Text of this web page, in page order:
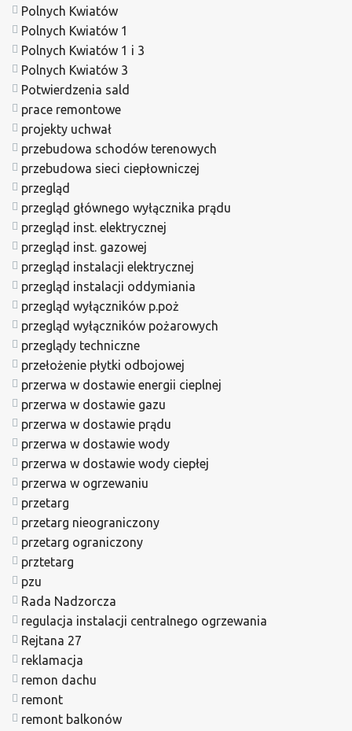
Polnych Kwiatów
Polnych Kwiatów 1
Polnych Kwiatów 1 i 3
Polnych Kwiatów 3
Potwierdzenia sald
prace remontowe
projekty uchwał
przebudowa schodów terenowych
przebudowa sieci ciepłowniczej
przegląd
przegląd głównego wyłącznika prądu
przegląd inst. elektrycznej
przegląd inst. gazowej
przegląd instalacji elektrycznej
przegląd instalacji oddymiania
przegląd wyłączników p.poż
przegląd wyłączników pożarowych
przeglądy techniczne
przełożenie płytki odbojowej
przerwa w dostawie energii cieplnej
przerwa w dostawie gazu
przerwa w dostawie prądu
przerwa w dostawie wody
przerwa w dostawie wody ciepłej
przerwa w ogrzewaniu
przetarg
przetarg nieograniczony
przetarg ograniczony
prztetarg
pzu
Rada Nadzorcza
regulacja instalacji centralnego ogrzewania
Rejtana 27
reklamacja
remon dachu
remont
remont balkonów